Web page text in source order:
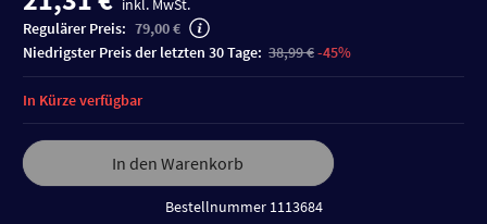
inkl. MwSt.
Regulärer Preis: 79,00 €
niedrigster Preis der letzten 30 Tage: 38,99 €-45%
In den Warenkorb
Bestellnummer 1113684
In Kürze verfügbar